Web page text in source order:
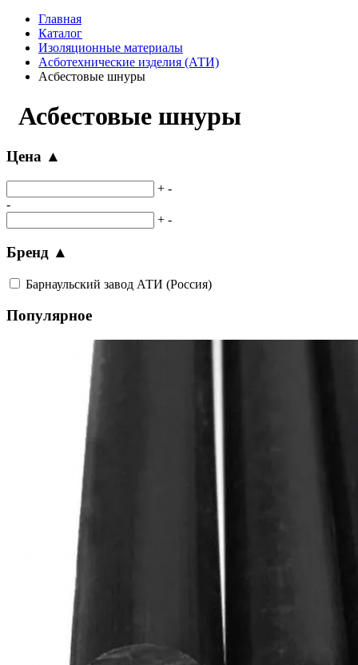
Главная
Каталог
Изоляционные материалы
Асботехнические изделия (АТИ)
Асбестовые шнуры
Асбестовые шнуры
Цена ▲
+ -
-
+ -
Бренд ▲
Барнаульский завод АТИ (Россия)
Популярное